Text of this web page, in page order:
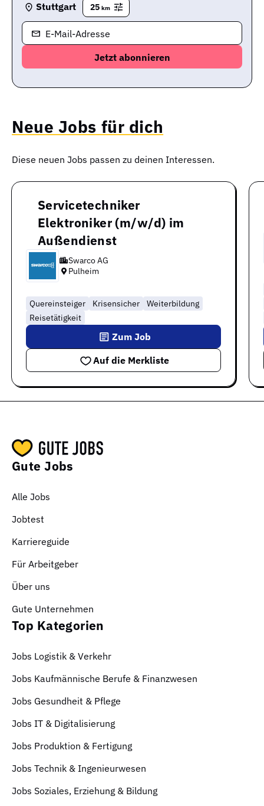
Stuttgart
25 km
E-Mail-Adresse
Neue Jobs für dich
Diese neuen Jobs passen zu deinen Interessen.
Servicetechniker
Elektroniker (m/w/d) im
Außendienst
Swarco AG
Pulheim
Quereinsteiger Krisensicher
Weiterbildung
Reisetätigkeit
Auf die Merkliste
Zum Job
Gute Jobs
Alle Jobs
Jobtest
Karriereguide
Für Arbeitgeber
Über uns
Gute Unternehmen
Top Kategorien
Jobs Logistik & Verkehr
Jobs Kaufmännische Berufe & Finanzwesen
Jobs Gesundheit & Pflege
Jobs IT & Digitalisierung
Jobs Produktion & Fertigung
Jobs Technik & Ingenieurwesen
Jobs Soziales, Erziehung & Bildung